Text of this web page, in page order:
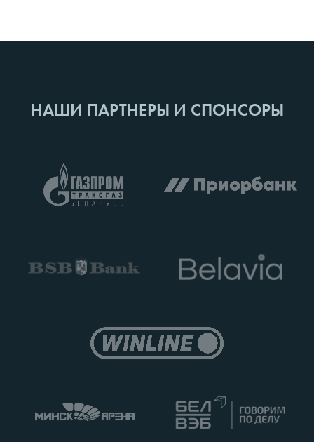
НАШИ ПАРТНЕРЫ И СПОНСОРЫ